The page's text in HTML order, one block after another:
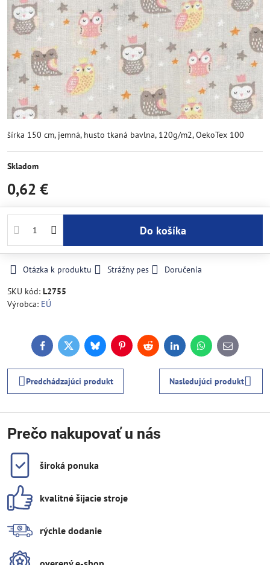
šírka 150 cm, jemná, husto tkaná bavlna, 120g/m2, OekoTex 100
Skladom
0,62 €
Do košíka
Otázka k produktu Strážny pes
Doručenia
SKU kód: L2755
Výrobca: EÚ
FacebookTwitterBlueskyPinterestReddit LinkedInWhatsApp
E-
mail
Predchádzajúci produkt Nasledujúci produkt
Prečo nakupovať u nás
široká ponuka
kvalitné šijacie stroje
rýchle dodanie